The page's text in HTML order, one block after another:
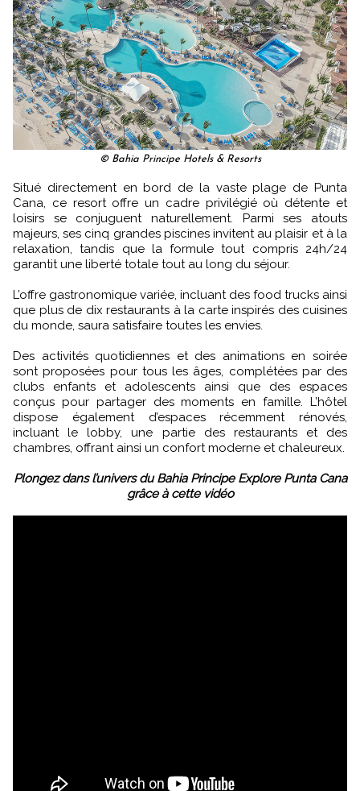
© Bahia Principe Hotels & Resorts
Situé directement en bord de la vaste plage de Punta
Cana, ce resort offre un cadre privilégié où détente et
loisirs se conjuguent naturellement. Parmi ses atouts
majeurs, ses cinq grandes piscines invitent au plaisir et à la
relaxation, tandis que la formule tout compris 24h/24
garantit une liberté totale tout au long du séjour.
L’offre gastronomique variée, incluant des food trucks ainsi
que plus de dix restaurants à la carte inspirés des cuisines
du monde, saura satisfaire toutes les envies.
Des activités quotidiennes et des animations en soirée
sont proposées pour tous les âges, complétées par des
clubs enfants et adolescents ainsi que des espaces
conçus pour partager des moments en famille. L’hôtel
dispose également d’espaces récemment rénovés,
incluant le lobby, une partie des restaurants et des
chambres, offrant ainsi un confort moderne et chaleureux.
Plongez dans l’univers du Bahia Principe Explore Punta Cana
grâce à cette vidéo